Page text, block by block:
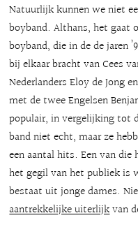
Natuurlijk kunnen we niet
boyband. Althans, het gaat
boyband, die in de de jaren
bij elkaar bracht van Cees
Nederlanders Eloy de Jong
met de twee Engelsen
populair, in vergelijking tot
band niet echt, maar ze
een aantal hits. Een van die
het gegil van het publiek is
bestaat uit jonge dames.
aantrekkelijke uiterlijkvan